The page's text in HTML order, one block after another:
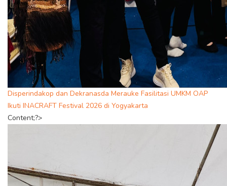
Disperindakop dan Dekranasda Merauke Fasilitasi UMKM OAP
Ikuti INACRAFT Festival 2026 di Yogyakarta
Content;?>